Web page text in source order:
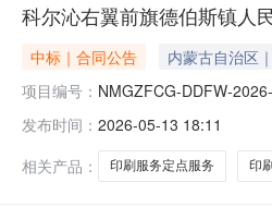
科尔沁右翼前旗德伯斯镇人
中标｜合同公告 内蒙古自治区
项目编号： NMGZFCG-DDFW-
发布时间： 2026-05-13 18:11
相关产品：
印刷服务定点服务 印